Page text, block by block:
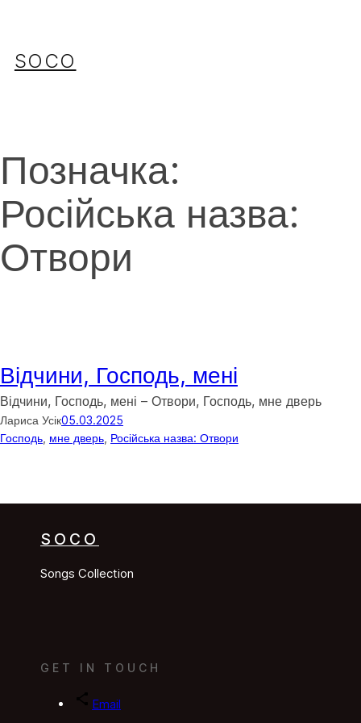
SOCO
Позначка:
Російська назва:
Отвори
Відчини, Господь, мені
Відчини, Господь, мені – Отвори, Господь, мне дверь
Лариса Усік05.03.2025
Господь мне дверь Російська назва: Отвори
SOCO
Songs Collection
GET IN TOUCH
Email